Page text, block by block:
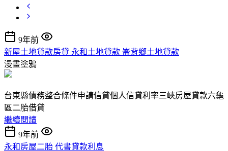
9年前
新屋土地貸款房貸 永和土地貸款 崙背鄉土地貸款
漫畫塗鴉
台東縣債務整合條件申請信貸個人信貸利率三峽房屋貸款六龜
區二胎借貸
繼續閱讀
9年前
永和房屋二胎 代書貸款利息